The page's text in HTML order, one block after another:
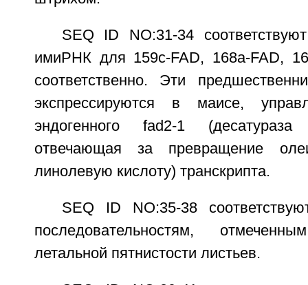
SEQ ID NO:31-34
имиРНК для 159c-FAD, 168a-FAD,
соответственно. Эти
экспрессируются в маисе,
эндогенного fad2-1
отвечающая за превращение
линолевую кислоту) транскрипта.
SEQ ID NO:35-38
последовательностям,
летальной пятнистости листьев.